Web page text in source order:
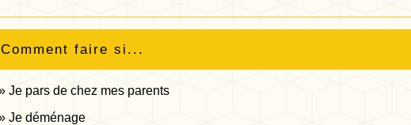
Comment faire si...
Je pars de chez mes parents
Je déménage